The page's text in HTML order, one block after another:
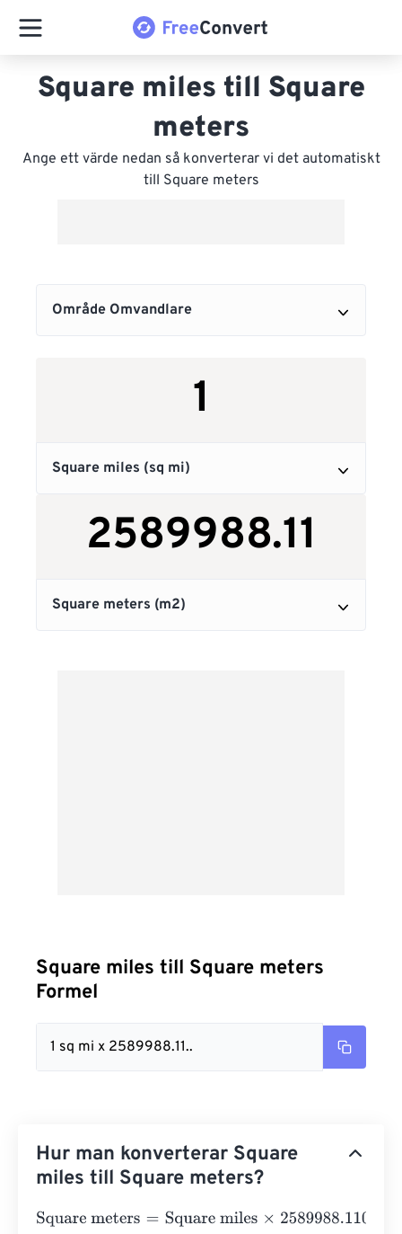
Square miles till Square
meters
Ange ett värde nedan så konverterar vi det automatiskt
till Square meters
Square miles till Square meters
Formel
1 sq mi x 2589988.11..
Hur man konverterar Square
miles till Square meters?
Square meters= Square miles×2589988.110336